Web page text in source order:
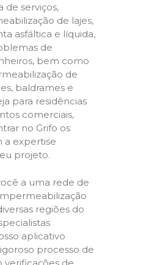
de serviços,
de lajes,
asfáltica e líquida,
de
bem como
de
baldrames e
para residências
comerciais,
no Grifo os
a expertise
projeto.
a uma rede de
regiões do
aplicativo
processo de
verificações de